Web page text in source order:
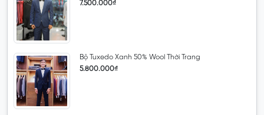
7.500.000₫
Bộ Tuxedo Xanh 50% Wool Thời Trang
5.800.000₫